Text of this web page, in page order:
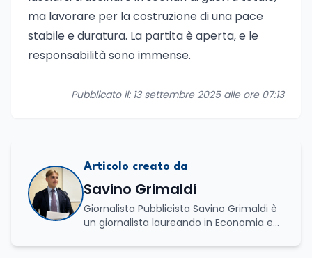
ma lavorare per la costruzione di una pace
stabile e duratura. La partita è aperta, e le
responsabilità sono immense.
Pubblicato il: 13 settembre 2025 alle ore 07:13
Articolo creato da
Savino Grimaldi
Giornalista Pubblicista Savino Grimaldi è
un giornalista laureando in Economia e
maturata nel settore della formazione.